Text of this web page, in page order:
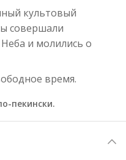
культовый
совершали
и молились о
время.
пекински.